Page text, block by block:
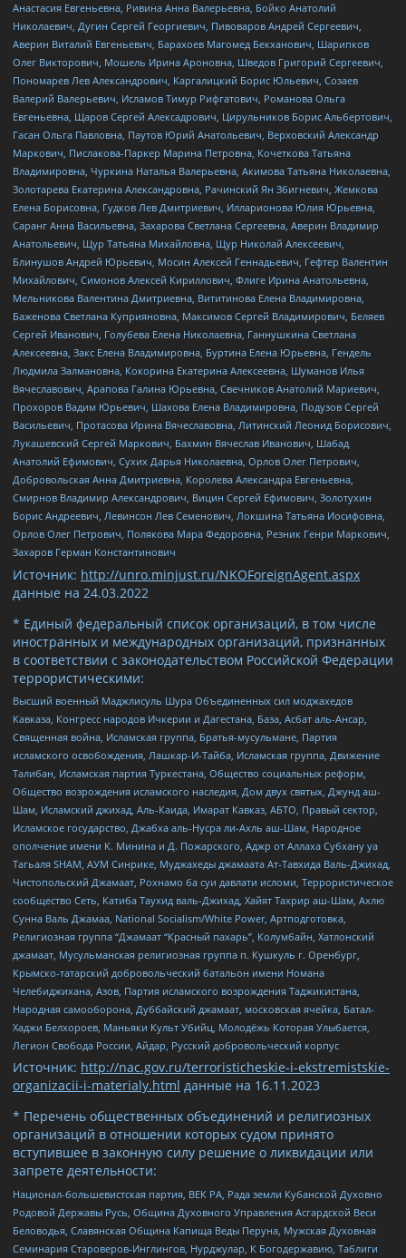
Анастасия Евгеньевна, Ривина Анна Валерьевна, Бойко Анатолий
Николаевич, Дугин Сергей Георгиевич, Пивоваров Андрей Сергеевич,
Аверин Виталий Евгеньевич, Барахоев Магомед Бекханович, Шарипков
Олег Викторович, Мошель Ирина Ароновна, Шведов Григорий Сергеевич,
Пономарев Лев Александрович, Каргалицкий Борис Юльевич, Созаев
Валерий Валерьевич, Исламов Тимур Рифгатович, Романова Ольга
Евгеньевна, Щаров Сергей Алексадрович, Цирульников Борис Альбертович,
Гасан Ольга Павловна, Паутов Юрий Анатольевич, Верховский Александр
Маркович, Пислакова-Паркер Марина Петровна, Кочеткова Татьяна
Владимировна, Чуркина Наталья Валерьевна, Акимова Татьяна Николаевна,
Золотарева Екатерина Александровна, Рачинский Ян Збигневич, Жемкова
Елена Борисовна, Гудков Лев Дмитриевич, Илларионова Юлия Юрьевна,
Саранг Анна Васильевна, Захарова Светлана Сергеевна, Аверин Владимир
Анатольевич, Щур Татьяна Михайловна, Щур Николай Алексеевич,
Блинушов Андрей Юрьевич, Мосин Алексей Геннадьевич, Гефтер Валентин
Михайлович, Симонов Алексей Кириллович, Флиге Ирина Анатольевна,
Мельникова Валентина Дмитриевна, Вититинова Елена Владимировна,
Баженова Светлана Куприяновна, Максимов Сергей Владимирович, Беляев
Сергей Иванович, Голубева Елена Николаевна, Ганнушкина Светлана
Алексеевна, Закс Елена Владимировна, Буртина Елена Юрьевна, Гендель
Людмила Залмановна, Кокорина Екатерина Алексеевна, Шуманов Илья
Вячеславович, Арапова Галина Юрьевна, Свечников Анатолий Мариевич,
Прохоров Вадим Юрьевич, Шахова Елена Владимировна, Подузов Сергей
Васильевич, Протасова Ирина Вячеславовна, Литинский Леонид Борисович,
Лукашевский Сергей Маркович, Бахмин Вячеслав Иванович, Шабад
Анатолий Ефимович, Сухих Дарья Николаевна, Орлов Олег Петрович,
Добровольская Анна Дмитриевна, Королева Александра Евгеньевна,
Смирнов Владимир Александрович, Вицин Сергей Ефимович, Золотухин
Борис Андреевич, Левинсон Лев Семенович, Локшина Татьяна Иосифовна,
Орлов Олег Петрович, Полякова Мара Федоровна, Резник Генри Маркович,
Захаров Герман Константинович
Источник: http://unro.minjust.ru/NKOForeignAgent.aspx
данные на 24.03.2022
* Единый федеральный список организаций, в том числе
иностранных и международных организаций, признанных
в соответствии с законодательством Российской Федерации
террористическими:
Высший военный Маджлисуль Шура Объединенных сил моджахедов
Кавказа, Конгресс народов Ичкерии и Дагестана, База, Асбат аль-Ансар,
Священная война, Исламская группа, Братья-мусульмане, Партия
исламского освобождения, Лашкар-И-Тайба, Исламская группа, Движение
Талибан, Исламская партия Туркестана, Общество социальных реформ,
Общество возрождения исламского наследия, Дом двух святых, Джунд аш-
Шам, Исламский джихад, Аль-Каида, Имарат Кавказ, АБТО, Правый сектор,
Исламское государство, Джабха аль-Нусра ли-Ахль аш-Шам, Народное
ополчение имени К. Минина и Д. Пожарского, Аджр от Аллаха Субхану уа
Тагьаля SHAM, АУМ Синрике, Муджахеды джамаата Ат-Тавхида Валь-Джихад,
Чистопольский Джамаат, Рохнамо ба суи давлати исломи, Террористическое
сообщество Сеть, Катиба Таухид валь-Джихад, Хайят Тахрир аш-Шам, Ахлю
Сунна Валь Джамаа, National Socialism/White Power, Артподготовка,
Религиозная группа “Джамаат “Красный пахарь”, Колумбайн, Хатлонский
джамаат, Мусульманская религиозная группа п. Кушкуль г. Оренбург,
Крымско-татарский добровольческий батальон имени Номана
Челебиджихана, Азов, Партия исламского возрождения Таджикистана,
Народная самооборона, Дуббайский джамаат, московская ячейка, Батал-
Хаджи Белхороев, Маньяки Культ Убийц, Молодёжь Которая Улыбается,
Легион Свобода России, Айдар, Русский добровольческий корпус
Источник: http://nac.gov.ru/terroristicheskie-i-ekstremistskie-
organizacii-i-materialy.html данные на 16.11.2023
* Перечень общественных объединений и религиозных
организаций в отношении которых судом принято
вступившее в законную силу решение о ликвидации или
запрете деятельности:
Национал-большевистская партия, ВЕК РА, Рада земли Кубанской Духовно
Родовой Державы Русь, Община Духовного Управления Асгардской Веси
Беловодья, Славянская Община Капища Веды Перуна, Мужская Духовная
Семинария Староверов-Инглингов, Нурджулар, К Богодержавию, Таблиги